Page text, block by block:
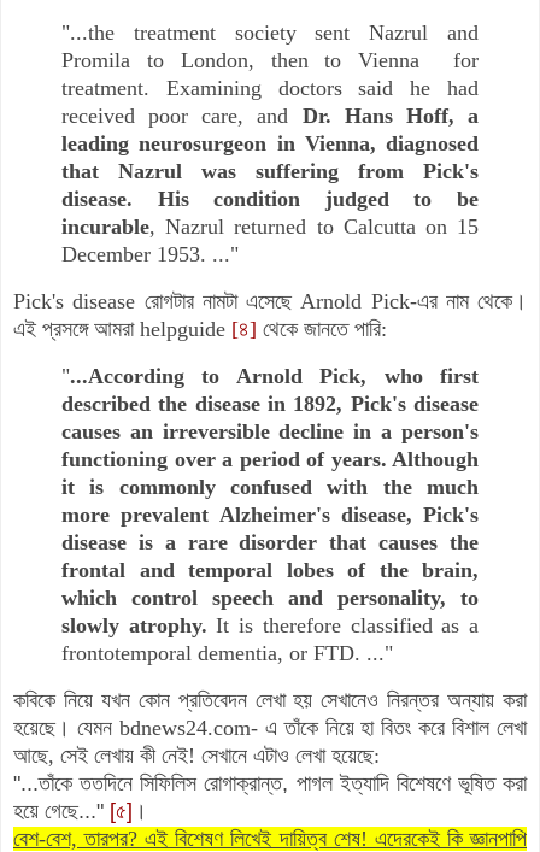
"...the treatment society sent Nazrul and
Promila to London, then to Vienna for
treatment. Examining doctors said he had
received poor care, and Dr. Hans Hoff, a
leading neurosurgeon in Vienna, diagnosed
that Nazrul was suffering from Pick's
disease. His condition judged to be
incurable, Nazrul returned to Calcutta on 15
December 1953. ..."
Pick's disease রোগটার নামটা এসেছেArnold Pick-এর নাম থেকে।
এই প্রসঙ্গে আমরা helpguide [৪] থেকে জানতে পারি:
"...According to Arnold Pick, who first
described the disease in 1892, Pick's disease
causes an irreversible decline in a person's
functioning over a period of years. Although
it is commonly confused with the much
more prevalent Alzheimer's disease, Pick's
disease is a rare disorder that causes the
frontal and temporal lobes of the brain,
which control speech and personality, to
slowly atrophy.It is therefore classified as a
frontotemporal dementia, or FTD. ..."
কবিকে নিয়ে যখন কোন প্রতিবেদন লেখা হয় সেখানেও নিরন্তর অন্যায় করা
হয়েছে। যেমন bdnews24.com- এ তাঁকে নিয়ে হা বিতং করে বিশাল লেখা
আছে, সেই লেখায় কী নেই! সেখানে এটাও লেখা হয়েছে:
"...তাঁকে ততদিনে সিফিলিস রোগাক্রান্ত, পাগল ইত্যাদি বিশেষণে ভূষিত করা
হয়ে গেছে..." [৫] ।
বেশ-বেশ, তারপর? এই বিশেষণ লিখেই দায়িত্ব শেষ! এদেরকেই কি জ্ঞানপাপি